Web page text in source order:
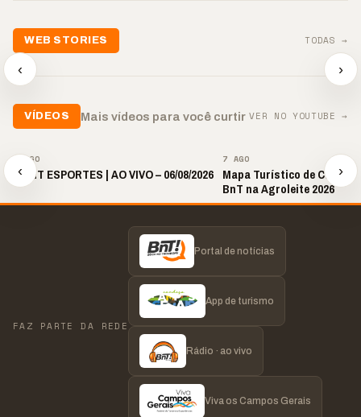
WEB STORIES TODAS →
‹
🛍️ Atendimento ainda é
o diferencial nas vendas
🔥 “O
custar
›
VÍDEOS Mais vídeos para você curtir VER NO YOUTUBE →
‹
7 AGO
🎙️ BNT ESPORTES | AO VIVO – 06/08/2026
7 AGO
Mapa Turístico de Castro
BnT na Agroleite 2026
›
FAZ PARTE DA REDE
Portal de notícias
App de turismo
Rádio · ao vivo
Viva os Campos Gerais